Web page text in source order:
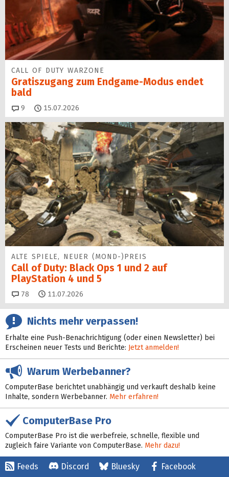
CALL OF DUTY WARZONE
Gratiszugang zum Endgame-Modus endet
bald
9 Kommentare
15.07.2026
ALTE SPIELE, NEUER (MOND-)PREIS
Call of Duty: Black Ops 1 und 2 auf
PlayStation 4 und 5
78 Kommentare
11.07.2026
Nichts mehr verpassen!
Erhalte eine Push-Benachrichtigung (oder einen Newsletter) bei
Erscheinen neuer Tests und Berichte: Jetzt anmelden!
Warum Werbebanner?
ComputerBase berichtet unabhängig und verkauft deshalb keine
Inhalte, sondern Werbebanner. Mehr erfahren!
ComputerBase Pro
ComputerBase Pro ist die werbefreie, schnelle, flexible und
zugleich faire Variante von ComputerBase. Mehr dazu!
Feeds Discord Bluesky Facebook